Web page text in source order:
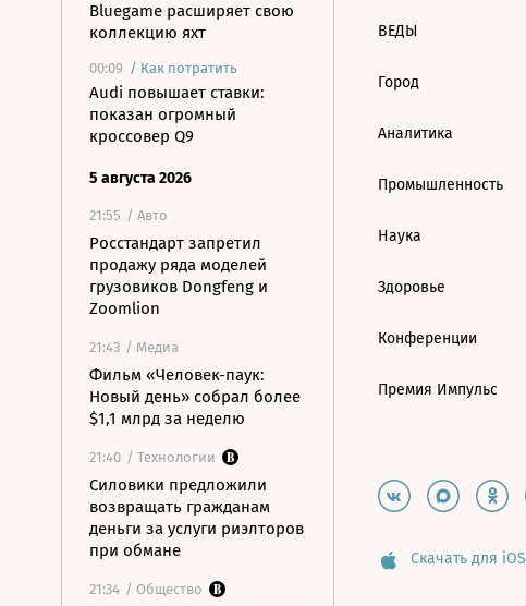
Bluegame расширяет свою
коллекцию яхт
00:09 / Как потратить
Audi повышает ставки:
показан огромный
кроссовер Q9
5 августа 2026
21:55 / Авто
Росстандарт запретил
продажу ряда моделей
грузовиков Dongfeng и
Zoomlion
21:43 / Медиа
Фильм «Человек-паук:
Новый день» собрал более
$1,1 млрд за неделю
21:40 / Технологии
Силовики предложили
возвращать гражданам
деньги за услуги риэлторов
при обмане
21:34 / Общество
ВЕДЫ
Город
Аналитика
Промышленность
Наука
Здоровье
Конференции
Премия Импульс
Скачать для iOS